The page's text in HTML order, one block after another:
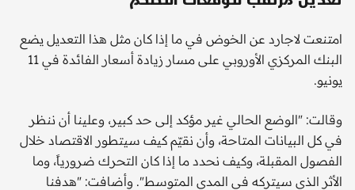
امتنعت لاجارد عن الخوض في ما إذا كان مثل هذا التعديل يضع
البنك المركزي الأوروبي على مسار زيادة أسعار الفائدة في 11
يونيو.
وقالت: "الوضع الحالي غير مؤكد إلى حد كبير، وعلينا أن ننظر
في كل البيانات المتاحة، وأن نقيّم كيف سيتطور الاقتصاد خلال
الفصول المقبلة، وكيف نحدد ما إذا كان التحرك ضرورياً، وما
الأثر الذي سيتركه في المدى المتوسط". وأضافت: "هدفنا